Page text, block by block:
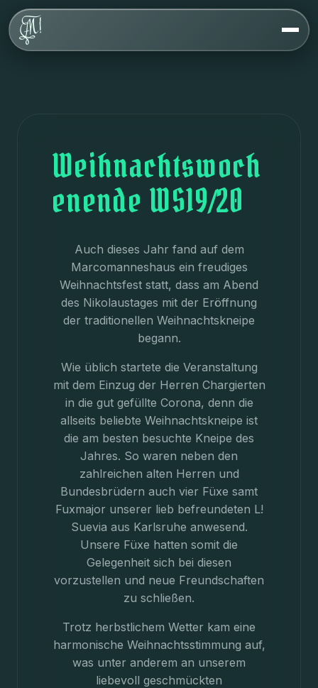
Über uns
Werte
FAQ
Veranstaltungen
Kontakt
Weihnachtswoch
enende WS19/20
Auch dieses Jahr fand auf dem
Marcomanneshaus ein freudiges
Weihnachtsfest statt, dass am Abend
des Nikolaustages mit der Eröffnung
der traditionellen Weihnachtskneipe
begann.
Wie üblich startete die Veranstaltung
mit dem Einzug der Herren Chargierten
in die gut gefüllte Corona, denn die
allseits beliebte Weihnachtskneipe ist
die am besten besuchte Kneipe des
Jahres. So waren neben den
zahlreichen alten Herren und
Bundesbrüdern auch vier Füxe samt
Fuxmajor unserer lieb befreundeten L!
Suevia aus Karlsruhe anwesend.
Unsere Füxe hatten somit die
Gelegenheit sich bei diesen
vorzustellen und neue Freundschaften
zu schließen.
Trotz herbstlichem Wetter kam eine
harmonische Weihnachtsstimmung auf,
was unter anderem an unserem
liebevoll geschmückten